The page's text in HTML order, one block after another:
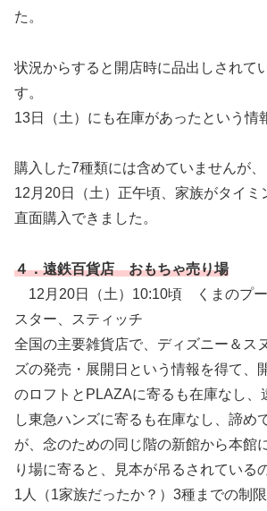
た。
状況からすると開店時に品出しされて
す。
13日（土）にも在庫があったという情
購入した7種類には含めていませんが、
12月20日（土）正午頃、家族がタイミ
直面購入できました。
４．遠鉄百貨店 おもちゃ売り場
12月20日（土）10:10頃 くまのプー
スター、スティッチ
全国の主要雑貨店で、ディズニー＆ス
ズの発売・展開日という情報を得て、
のロフトとPLAZAに寄るも在庫なし、
し東急ハンズに寄るも在庫なし、諦め
が、念のための同じ階の新館から本館
り場に寄ると、見本が吊るされている
1人（1家族だったか？）3種までの制